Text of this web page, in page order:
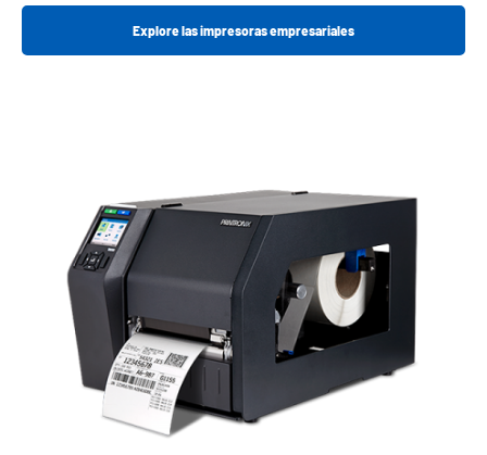
Explore las impresoras empresariales